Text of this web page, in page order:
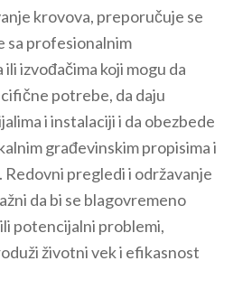
krovova, preporučuje se
sa profesionalnim
izvođačima koji mogu da
potrebe, da daju
i instalaciji i da obezbede
građevinskim propisima i
pregledi i održavanje
da bi se blagovremeno
potencijalni problemi,
životni vek i efikasnost